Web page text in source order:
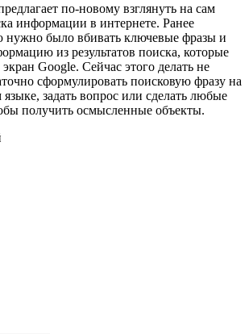
по-новому взглянуть на сам
информации в интернете. Ранее
нужно было вбивать ключевые фразы и
из результатов поиска, которые
Google. Сейчас этого делать не
сформулировать поисковую фразу на
языке, задать вопрос или сделать любые
получить осмысленные объекты.